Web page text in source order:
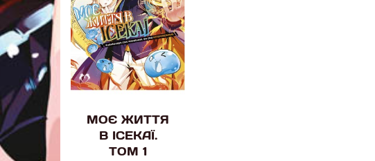
МОЄ ЖИТТЯ
В ІСЕКАЇ.
ТОМ 1